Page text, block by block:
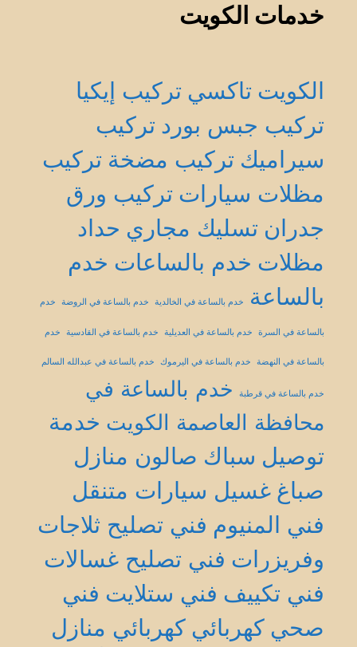
خدمات الكويت
الكويت تاكسي تركيب إيكيا
تركيب جبس بورد تركيب
سيراميك تركيب مضخة تركيب
مظلات سيارات تركيب ورق
جدران تسليك مجاري حداد
مظلات خدم بالساعات خدم
بالساعة
خدم بالساعة في الخالدية خدم بالساعة في الروضة خدم
بالساعة في السرة خدم بالساعة في العديلية خدم بالساعة في القادسية خدم
بالساعة في النهضة خدم بالساعة في اليرموك خدم بالساعة في عبدالله السالم
خدم بالساعة في قرطبة
خدم بالساعة في
محافظة العاصمة الكويت خدمة
توصيل سباك صالون منازل
صباغ غسيل سيارات متنقل
فني المنيوم فني تصليح ثلاجات
وفريزرات فني تصليح غسالات
فني تكييف فني ستلايت فني
صحي كهربائي كهربائي منازل